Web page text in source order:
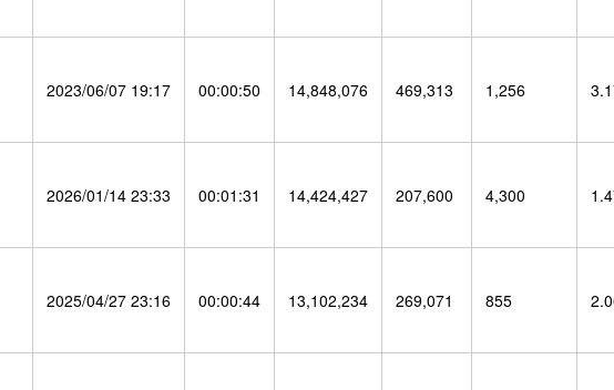
2023/06/07 19:17 00:00:50 14,848,076 469,313 1,256
2026/01/14 23:33 00:01:31 14,424,427 207,600 4,300
2025/04/27 23:16 00:00:44 13,102,234 269,071 855